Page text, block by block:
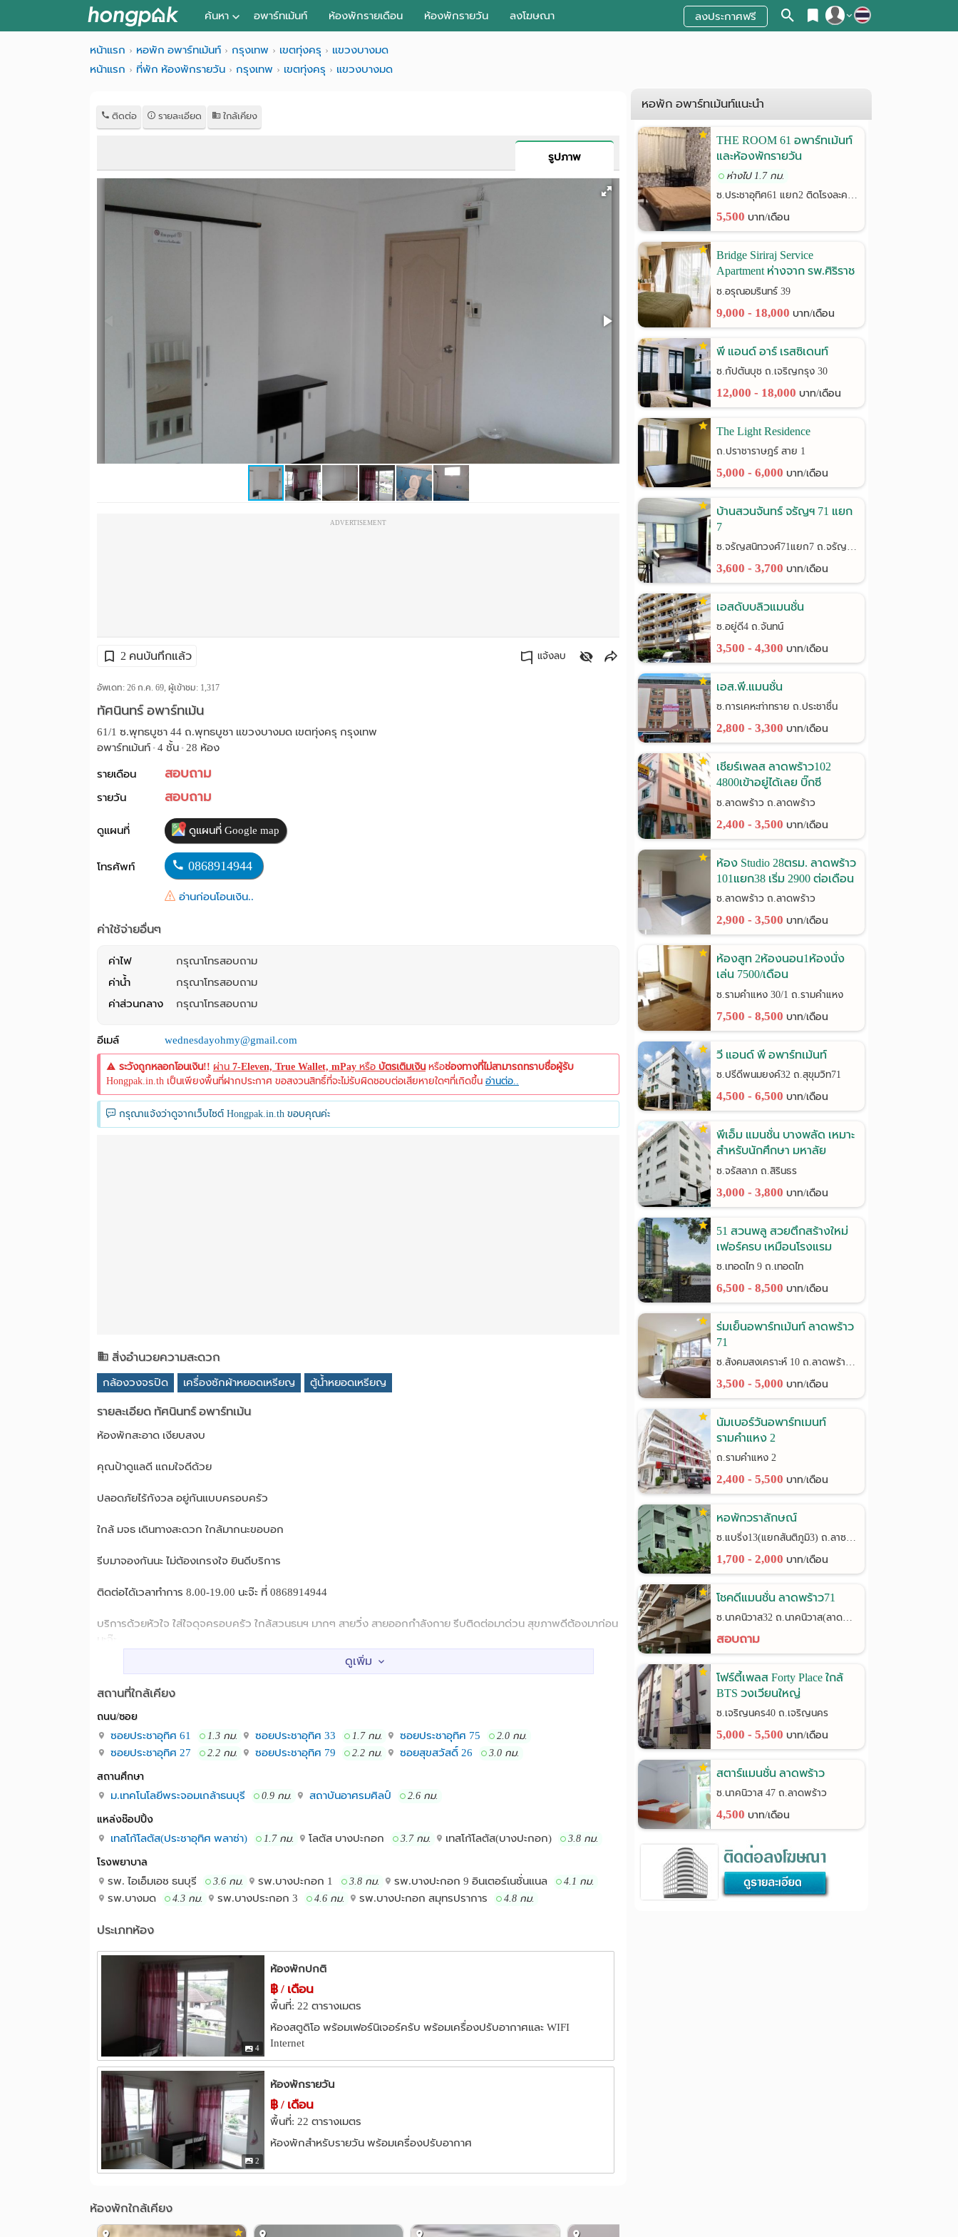
ค้นหา
หอพัก ใกล้ฉัน
ค้นจากสถานีรถไฟฟ้า
ค้นแบบละเอียด
อพาร์ทเม้นท์ ห้องพักรายเดือน ห้องพักรายวัน ลงโฆษณา ลงประกาศฟรี
หน้าแรก หอพัก อพาร์ทเม้นท์ กรุงเทพ เขตทุ่งครุ
แขวงบางมด
หน้าแรก
ที่พัก ห้องพักรายวัน กรุงเทพ เขตทุ่งครุ แขวงบางมด
ติดต่อ รายละเอียด ใกล้เคียง
รูปภาพ
ADVERTISEMENT
2 คนบันทึกแล้ว แจ้งลบ
อัพเดท: 26 ก.ค. 69, ผู้เข้าชม: 1,317
ทัศนินทร์ อพาร์ทเม้น
61/1 ซ.พุทธบูชา 44 ถ.พุทธบูชา แขวงบางมด เขตทุ่งครุ กรุงเทพ
อพาร์ทเม้นท์ • 4 ชั้น • 28 ห้อง
รายเดือน สอบถาม
รายวัน สอบถาม
ดูแผนที่ ดูแผนที่ Google map
โทรศัพท์ 0868914944
อ่านก่อนโอนเงิน..
ค่าใช้จ่ายอื่นๆ
ค่าไฟ
กรุณาโทรสอบถาม
ค่าน้ำ
กรุณาโทรสอบถาม
ค่าส่วนกลาง
กรุณาโทรสอบถาม
อีเมล์ wednesdayohmy@gmail.com
ระวังถูกหลอกโอนเงิน!! ผ่าน 7-Eleven, True Wallet, mPay หรือ บัตรเติมเงินหรือช่องทางที่ไม่สามารถทราบชื่อผู้รับ
Hongpak.in.th เป็นเพียงพื้นที่ฝากประกาศ ขอสงวนสิทธิ์ที่จะไม่รับผิดชอบต่อเสียหายใดๆที่เกิดขึ้น อ่านต่อ..
กรุณาแจ้งว่าดูจากเว็บไซต์ Hongpak.in.th ขอบคุณค่ะ
สิ่งอำนวยความสะดวก
กล้องวงจรปิด เครื่องซักผ้าหยอดเหรียญ ตู้น้ำหยอดเหรียญ
รายละเอียด ทัศนินทร์ อพาร์ทเม้น
ห้องพักสะอาด เงียบสงบ
คุณป้าดูแลดี แถมใจดีด้วย
ปลอดภัยไร้กังวล อยู่กันแบบครอบครัว
ใกล้ มจธ เดินทางสะดวก ใกล้มากนะขอบอก
รีบมาจองกันนะ ไม่ต้องเกรงใจ ยินดีบริการ
ติดต่อไดัเวลาทำการ 8.00-19.00 นะจ๊ะ ที่ 0868914944
บริการด้วยหัวใจ ใส่ใจดุจครอบครัว​ ใกล้สวนธนฯ มากๆ​ สายวิ่ง​ สายออกกำลังกาย​ รีบติดต่อมาด่วน​ สุขภาพดีต้องมาก่อน
นะจ๊ะ
ยินดีต้อนต้อนรับ ทุกการติดต่อจ้า
ยินดีรับทุกการเยี่ยมชม คุณมาเยือนเราดีใจ
โทรติดต่อทางไลน์มายินดีนะจ๊ะ ในเวลาทำการ 8.00-19.00 ได้เลยค่ะ
สถานที่ใกล้เคียง :สวนธนฯ เทคโนบางมด จัสโก้ประชาอุทิศ
สถานที่ใกล้เคียง
ถนน/ซอย
ซอยประชาอุทิศ 61 1.3 กม. ซอยประชาอุทิศ 33 1.7 กม. ซอยประชาอุทิศ 75 2.0 กม.
ซอยประชาอุทิศ 27 2.2 กม. ซอยประชาอุทิศ 79 2.2 กม. ซอยสุขสวัสดิ์ 26 3.0 กม.
สถานศึกษา
ม.เทคโนโลยีพระจอมเกล้าธนบุรี 0.9 กม. สถาบันอาศรมศิลป์ 2.6 กม.
แหล่งช๊อปปิ้ง
เทสโก้โลตัส(ประชาอุทิศ พลาซ่า) 1.7 กม. โลตัส บางปะกอก 3.7 กม. เทสโก้โลตัส(บางปะกอก) 3.8 กม.
โรงพยาบาล
รพ.​ ไอเอ็มเอช ธนบุรี 3.6 กม. รพ.บางปะกอก 1 3.8 กม. รพ.บางปะกอก 9 อินเตอร์​เนชั่นแนล 4.1 กม.
รพ.บางมด 4.3 กม. รพ.บางประกอก 3 4.6 กม. รพ.บางปะกอก สมุทรปราการ 4.8 กม.
ประเภทห้อง
4
ห้องพักปกติ
฿ / เดือน
พื้นที่: 22 ตารางเมตร
ห้องสตูดิโอ พร้อมเฟอร์นิเจอร์ครับ พร้อมเครื่องปรับอากาศและ WIFI
Internet
2
ห้องพักรายวัน
฿ / เดือน
พื้นที่: 22 ตารางเมตร
ห้องพักสำหรับรายวัน พร้อมเครื่องปรับอากาศ
ห้องพักใกล้เคียง
หอพัก อพาร์ทเม้นท์แนะนำ
THE ROOM 61 อพาร์ทเม้นท์
และห้องพักรายวัน
ห่างไป 1.7 กม.
ซ.ประชาอุทิศ61 แยก2 ติดโรงละครช้าง
5,500 บาท/เดือน
Bridge Siriraj Service
Apartment ห่างจาก รพ.ศิริราช
เพียง 900 เมตร
ซ.อรุณอมรินทร์ 39
9,000 - 18,000 บาท/เดือน
พี แอนด์ อาร์ เรสซิเดนท์
ซ.กัปตันบุช ถ.เจริญกรุง 30
12,000 - 18,000 บาท/เดือน
The Light Residence
ถ.ปราชาราษฎร์ สาย 1
5,000 - 6,000 บาท/เดือน
บ้านสวนจันทร์ จรัญฯ 71 แยก
7
ซ.จรัญสนิทวงศ์71แยก7 ถ.จรัญสนิทวงศ์
3,600 - 3,700 บาท/เดือน
เอสดับบลิวแมนชั่น
ซ.อยู่ดี4 ถ.จันทน์
3,500 - 4,300 บาท/เดือน
เอส.พี.แมนชั่น
ซ.การเคหะท่าทราย ถ.ประชาชื่น
2,800 - 3,300 บาท/เดือน
เชียร์เพลส ลาดพร้าว102
4800เข้าอยู่ได้เลย บิ๊กซี
ลาดพร้าว
ซ.ลาดพร้าว ถ.ลาดพร้าว
2,400 - 3,500 บาท/เดือน
ห้อง Studio 28ตรม. ลาดพร้าว
101แยก38 เริ่ม 2900 ต่อเดือน
ซ.ลาดพร้าว ถ.ลาดพร้าว
2,900 - 3,500 บาท/เดือน
ห้องสูท 2ห้องนอน1ห้องนั่ง
เล่น 7500/เดือน
รามคำแหง30/1
ซ.รามคำแหง 30/1 ถ.รามคำแหง
7,500 - 8,500 บาท/เดือน
วี แอนด์ พี อพาร์ทเม้นท์
ซ.ปรีดีพนมยงค์32 ถ.สุขุมวิท71
4,500 - 6,500 บาท/เดือน
พีเอ็ม แมนชั่น บางพลัด เหมาะ
สำหรับนักศึกษา มหาลัย
ราชภัฎฯ
ซ.จรัสลาภ ถ.สิรินธร
3,000 - 3,800 บาท/เดือน
51 สวนพลู สวยตึกสร้างใหม่
เฟอร์ครบ เหมือนโรงแรม
ซ.เทอดไท 9 ถ.เทอดไท
6,500 - 8,500 บาท/เดือน
ร่มเย็นอพาร์ทเม้นท์ ลาดพร้าว
71
ซ.สังคมสงเคราะห์ 10 ถ.ลาดพร้าว 71
3,500 - 5,000 บาท/เดือน
นัมเบอร์วันอพาร์ทเมนท์
รามคำแหง 2
ถ.รามคำแหง 2
2,400 - 5,500 บาท/เดือน
หอพักวราลักษณ์
ซ.แบริ่ง13(แยกสันติภูมิ3) ถ.ลาซาล24
1,700 - 2,000 บาท/เดือน
โชคดีแมนชั่น ลาดพร้าว71
ซ.นาคนิวาส32 ถ.นาคนิวาส(ลาดพร้าว71)
สอบถาม
โฟร์ตี้เพลส Forty Place ใกล้
BTS วงเวียนใหญ่
ซ.เจริญนคร40 ถ.เจริญนคร
5,000 - 5,500 บาท/เดือน
สตาร์แมนชั่น ลาดพร้าว
ซ.นาคนิวาส 47 ถ.ลาดพร้าว
4,500 บาท/เดือน